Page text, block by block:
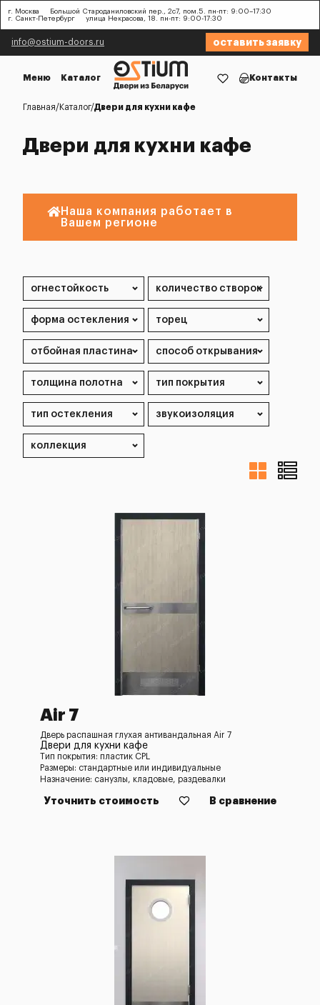
г. Москва
Большой Староданиловский пер., 2с7, пом.5. пн-пт: 9:00–17:30
г. Санкт-Петербург
улица Некрасова, 18. пн-пт: 9:00-17:30
info@ostium-doors.ru оставить заявку
Меню Каталог Контакты
Главная Каталог Двери для кухни кафе
Двери для кухни кафе
Наша компания работает в
Вашем регионе
Air 7
Дверь распашная глухая антивандальная Air 7
Двери для кухни кафе
Тип покрытия: пластик CPL
Размеры: стандартные или индивидуальные
Назначение: санузлы, кладовые, раздевалки
Уточнить стоимость В сравнение